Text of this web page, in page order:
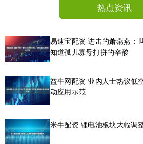
热点资讯
易速宝配资 进击的萧燕燕：
知道孤儿寡母打拼的辛酸
益牛网配资 业内人士热议低
动应用示范
米牛配资 锂电池板块大幅调